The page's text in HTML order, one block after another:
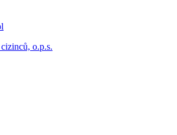
o.p.s.